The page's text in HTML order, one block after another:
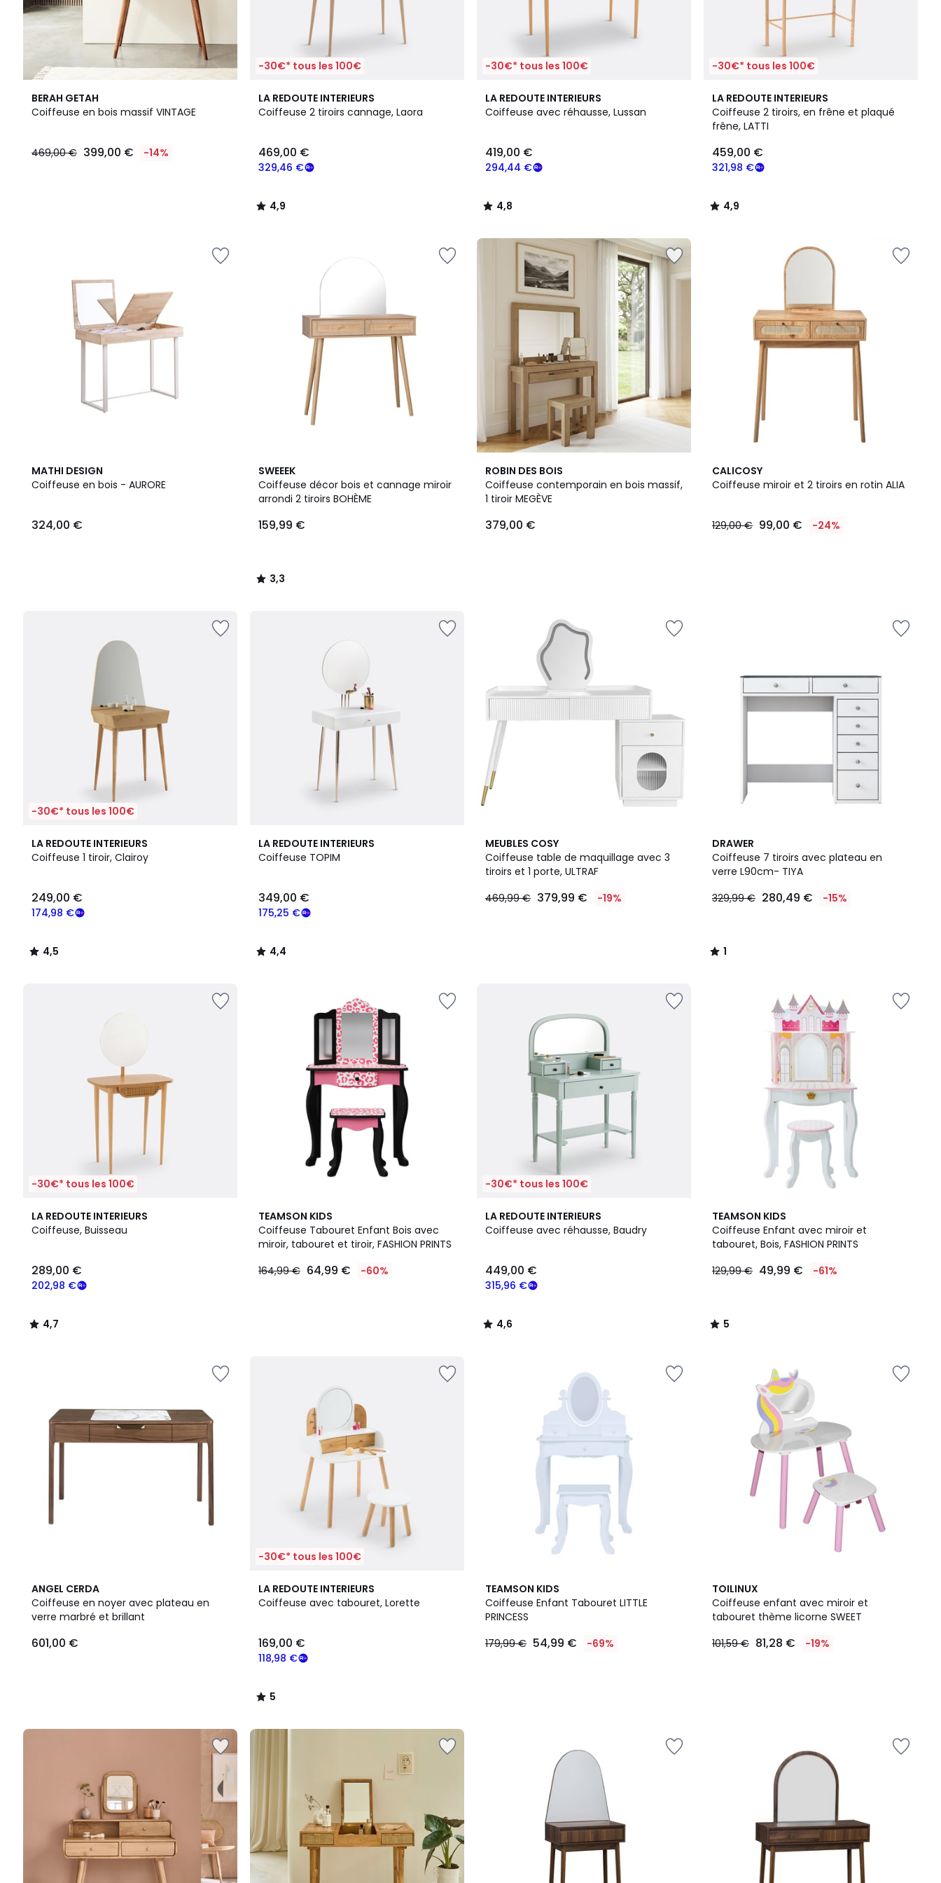
BERAH GETAH
Coiffeuse en bois massif VINTAGE
€
appliquée.
469,00 € 399,00 € -14%
-30€* tous les 100€
LA REDOUTE INTERIEURS
Coiffeuse 2 tiroirs cannage, Laora
329,46 €
469,00 €
4,9
/ 5
4,9
/
-30€* tous les 100€
LA REDOUTE INTERIEURS
Coiffeuse avec réhausse, Lussan
294,44 €
419,00 €
4,8
/ 5
4,8
/
-30€* tous les 100€
LA REDOUTE INTERIEURS
Coiffeuse 2 tiroirs, en frêne et plaqué
frêne, LATTI
321,98 €
459,00 €
4,9
/ 5
4,9
/
MATHI DESIGN
Coiffeuse en bois - AURORE
324,00 €
SWEEEK
Coiffeuse décor bois et cannage miroir
arrondi 2 tiroirs BOHÈME
159,99 €
3,3
/ 5
3,3
/
ROBIN DES BOIS
Coiffeuse contemporain en bois massif,
1 tiroir MEGÈVE
379,00 €
CALICOSY
Coiffeuse miroir et 2 tiroirs en rotin ALIA
129,00 € 99,00 € -24%
-30€* tous les 100€
LA REDOUTE INTERIEURS
Coiffeuse 1 tiroir, Clairoy
174,98 €
249,00 €
4,5
/ 5
4,5
/
LA REDOUTE INTERIEURS
Coiffeuse TOPIM
175,25 €
349,00 €
4,4
/ 5
4,4
/
MEUBLES COSY
Coiffeuse table de maquillage avec 3
tiroirs et 1 porte, ULTRAF
469,99 € 379,99 € -19%
DRAWER
Coiffeuse 7 tiroirs avec plateau en
verre L90cm- TIYA
329,99 € 280,49 € -15%
1
/
5
1
/
-30€* tous les 100€
LA REDOUTE INTERIEURS
Coiffeuse, Buisseau
202,98 €
289,00 €
4,7
/ 5
4,7
/
TEAMSON KIDS
Coiffeuse Tabouret Enfant Bois avec
miroir, tabouret et tiroir, FASHION PRINTS
164,99 € 64,99 € -60%
-30€* tous les 100€
LA REDOUTE INTERIEURS
Coiffeuse avec réhausse, Baudry
315,96 €
449,00 €
4,6
/ 5
4,6
/
TEAMSON KIDS
Coiffeuse Enfant avec miroir et
tabouret, Bois, FASHION PRINTS
129,99 € 49,99 € -61%
5
/
5
5
/
ANGEL CERDA
Coiffeuse en noyer avec plateau en
verre marbré et brillant
601,00 €
-30€* tous les 100€
LA REDOUTE INTERIEURS
Coiffeuse avec tabouret, Lorette
118,98 €
169,00 €
5
/
5
/
TEAMSON KIDS
Coiffeuse Enfant Tabouret LITTLE
PRINCESS
179,99 € 54,99 € -69%
TOILINUX
Coiffeuse enfant avec miroir et
tabouret thème licorne SWEET
101,59 € 81,28 € -19%